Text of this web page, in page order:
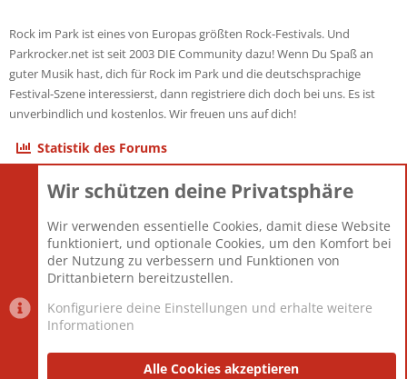
Rock im Park ist eines von Europas größten Rock-Festivals. Und
Parkrocker.net ist seit 2003 DIE Community dazu! Wenn Du Spaß an
guter Musik hast, dich für Rock im Park und die deutschsprachige
Festival-Szene interessierst, dann registriere dich doch bei uns. Es ist
unverbindlich und kostenlos. Wir freuen uns auf dich!
Statistik des Forums
Themen
Mitglieder
12.427
Neuestes Mitglied
Berlin
Datenschutzerklärung Impressum
Wir schützen deine Privatsphäre
Wir verwenden essentielle Cookies, damit diese Website
funktioniert, und optionale Cookies, um den Komfort bei
der Nutzung zu verbessern und Funktionen von
Drittanbietern bereitzustellen.
Konfiguriere deine Einstellungen und erhalte weitere
Informationen
Alle Cookies akzeptieren